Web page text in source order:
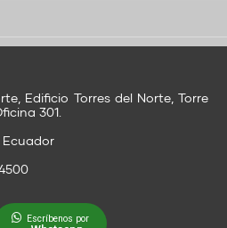
Edificio Torres del Norte, Torre
301.
Escríbenos por